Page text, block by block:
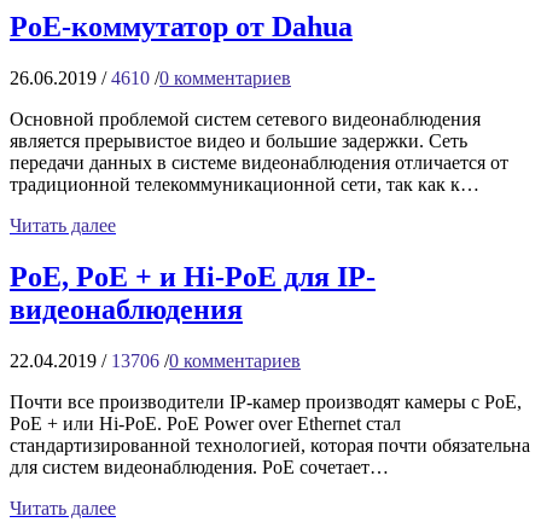
PoE-коммутатор от Dahua
26.06.2019 / 4610 /0 комментариев
Основной проблемой систем сетевого видеонаблюдения
является прерывистое видео и большие задержки. Сеть
передачи данных в системе видеонаблюдения отличается от
традиционной телекоммуникационной сети, так как к…
Читать далее
PoE, PoE + и Hi-PoE для IP-
видеонаблюдения
22.04.2019 / 13706 /0 комментариев
Почти все производители IP-камер производят камеры с PoE,
PoE + или Hi-PoE. PoE Power over Ethernet стал
стандартизированной технологией, которая почти обязательна
для систем видеонаблюдения. PoE сочетает…
Читать далее